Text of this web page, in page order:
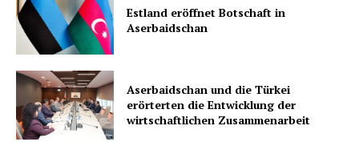
Estland eröffnet Botschaft in
Aserbaidschan
Aserbaidschan und die Türkei
erörterten die Entwicklung der
wirtschaftlichen Zusammenarbeit